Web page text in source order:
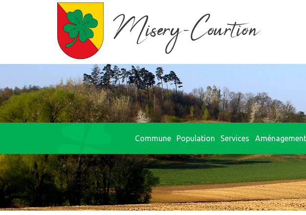
Commune Population Services Aménagement